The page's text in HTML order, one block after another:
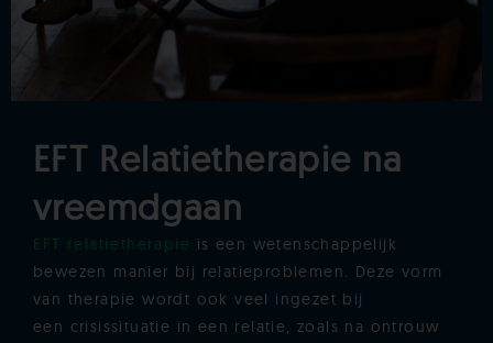
EFT Relatietherapie na
vreemdgaan
EFT relatietherapie is een wetenschappelijk
bewezen manier bij relatieproblemen. Deze vorm
van therapie wordt ook veel ingezet bij
een crisissituatie in een relatie, zoals na ontrouw